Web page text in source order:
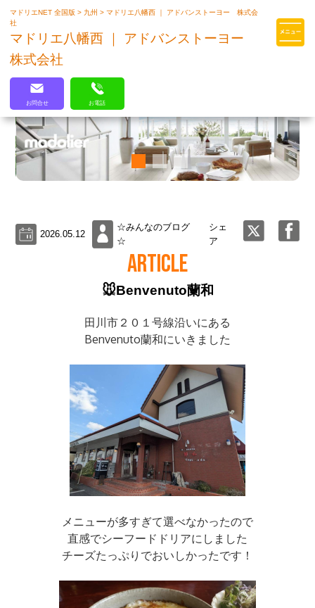
マドリエはLIXILの厳しい基準を
マドリエNET 全国版> 九州>マドリエ八幡西 ｜ アドバンストーヨー 株式会
社
マドリエ八幡西 ｜ アドバンストーヨー
株式会社
お問合せ お電話
2026.05.12
☆みんなのブログ
☆
シェ
ア
ARTICLE
🐭Benvenuto蘭和